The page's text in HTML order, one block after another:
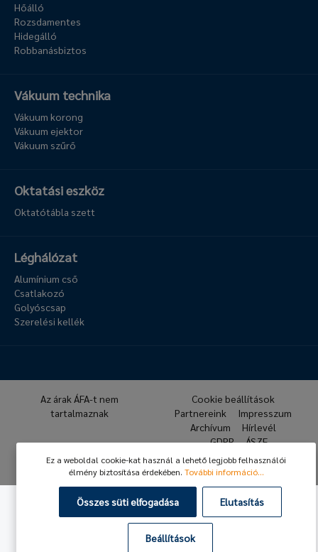
Hőálló
Rozsdamentes
Hidegálló
Robbanásbiztos
Vákuum technika
Vákuum korong
Vákuum ejektor
Vákuum szűrő
Oktatási eszköz
Oktatótábla szett
Léghálózat
Alumínium cső
Csatlakozó
Golyóscsap
Szerelési kellék
© 2026 Hafner Pneumatika
Az árak ÁFA-t nem
tartalmaznak
Cookie beállítások
Partnereink
Impresszum
Archívum
Hírlevél
GDPR
ÁSZF
Ez a weboldal cookie-kat használ a lehető legjobb felhasználói
élmény biztosítása érdekében. További információ...
Összes süti elfogadása Elutasítás
Beállítások